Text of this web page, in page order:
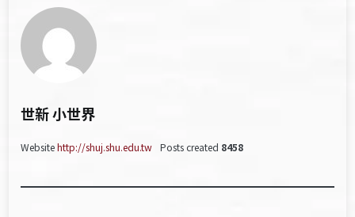
世新 小世界
Websitehttp://shuj.shu.edu.tw Posts created 8458